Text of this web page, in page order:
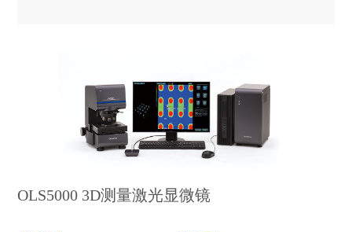
OLS5000 3D测量激光显微镜